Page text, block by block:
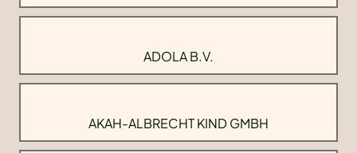
ADOLA B.V.
AKAH-ALBRECHT KIND GMBH